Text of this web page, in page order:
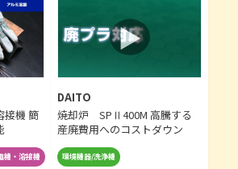
接機 簡
機・溶接機
DAITO
焼却炉 SPⅡ400M 高騰する
産廃費用へのコストダウン
環境機器/洗浄機